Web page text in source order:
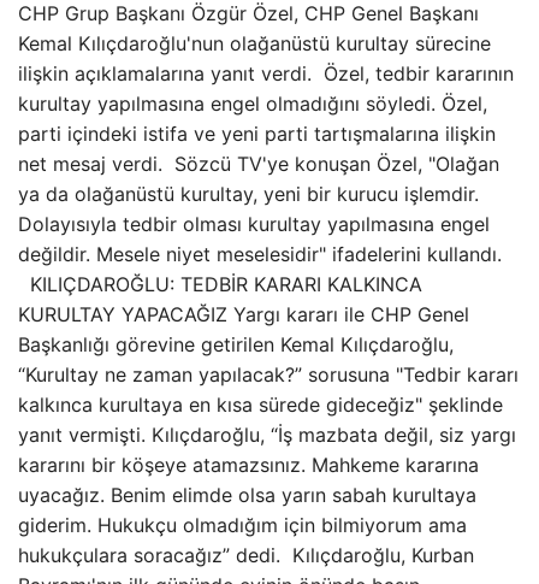
CHP Grup Başkanı Özgür Özel, CHP Genel Başkanı
Kemal Kılıçdaroğlu'nun olağanüstü kurultay sürecine
ilişkin açıklamalarına yanıt verdi. Özel, tedbir kararının
kurultay yapılmasına engel olmadığını söyledi. Özel,
parti içindeki istifa ve yeni parti tartışmalarına ilişkin
net mesaj verdi. Sözcü TV'ye konuşan Özel, "Olağan
ya da olağanüstü kurultay, yeni bir kurucu işlemdir.
Dolayısıyla tedbir olması kurultay yapılmasına engel
değildir. Mesele niyet meselesidir" ifadelerini kullandı.
KILIÇDAROĞLU: TEDBİR KARARI KALKINCA
KURULTAY YAPACAĞIZ Yargı kararı ile CHP Genel
Başkanlığı görevine getirilen Kemal Kılıçdaroğlu,
“Kurultay ne zaman yapılacak?” sorusuna "Tedbir kararı
kalkınca kurultaya en kısa sürede gideceğiz" şeklinde
yanıt vermişti. Kılıçdaroğlu, “İş mazbata değil, siz yargı
kararını bir köşeye atamazsınız. Mahkeme kararına
uyacağız. Benim elimde olsa yarın sabah kurultaya
giderim. Hukukçu olmadığım için bilmiyorum ama
hukukçulara soracağız” dedi. Kılıçdaroğlu, Kurban